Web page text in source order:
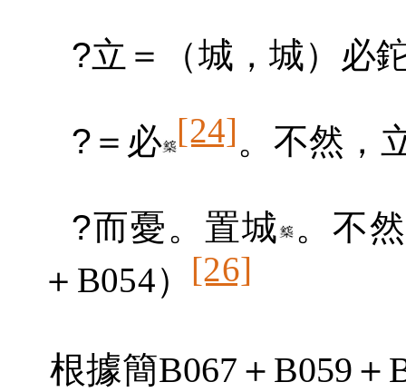
?立＝（城，城）必
? ＝必 [24]。不然，
?而憂。置城 。不
＋ B054） [26]
根據簡B067 ＋ B059 ＋